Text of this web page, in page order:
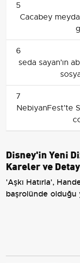
5
Cacabey
6
seda sayan’ın
7
NebiyanFest’te
Disney'in Yeni
Kareler ve
'Aşkı Hatırla',
başrolünde olduğu